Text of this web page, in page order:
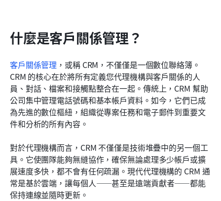
什麼是客戶關係管理？
客戶關係管理 ，或稱 CRM，不僅僅是一個數位聯絡簿。
CRM 的核心在於將所有定義您代理機構與客戶關係的人
員、對話、檔案和接觸點整合在一起。傳統上，CRM 幫助
公司集中管理電話號碼和基本帳戶資料。如今，它們已成
為先進的數位樞紐，組織從專案任務和電子郵件到重要文
件和分析的所有內容。
對於代理機構而言，CRM 不僅僅是技術堆疊中的另一個工
具。它使團隊能夠無縫協作，確保無論處理多少帳戶或擴
展速度多快，都不會有任何疏漏。現代代理機構的 CRM 通
常是基於雲端，讓每個人——甚至是遠端貢獻者——都能
保持連線並隨時更新。